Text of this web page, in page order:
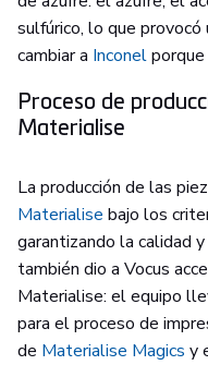
sulfúrico, lo que
cambiar a Inconel
Proceso de
Materialise
La producción de las
Materialise bajo los
garantizando la calidad
también dio a Vocus
Materialise: el equipo
para el proceso de
de Materialise Magics y